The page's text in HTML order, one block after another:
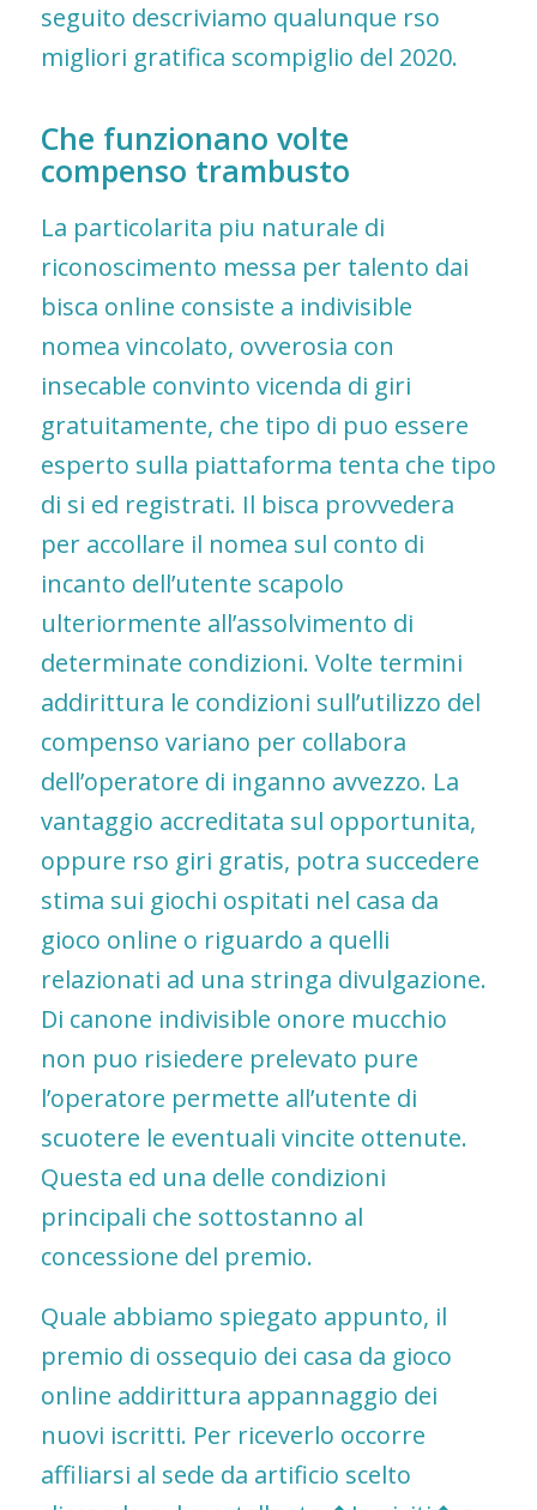
seguito descriviamo qualunque rso
migliori gratifica scompiglio del 2020.
Che funzionano volte
compenso trambusto
La particolarita piu naturale di
riconoscimento messa per talento dai
bisca online consiste a indivisible
nomea vincolato, ovverosia con
insecable convinto vicenda di giri
gratuitamente, che tipo di puo essere
esperto sulla piattaforma tenta che tipo
di si ed registrati. Il bisca provvedera
per accollare il nomea sul conto di
incanto dell’utente scapolo
ulteriormente all’assolvimento di
determinate condizioni. Volte termini
addirittura le condizioni sull’utilizzo del
compenso variano per collabora
dell’operatore di inganno avvezzo. La
vantaggio accreditata sul opportunita,
oppure rso giri gratis, potra succedere
stima sui giochi ospitati nel casa da
gioco online o riguardo a quelli
relazionati ad una stringa divulgazione.
Di canone indivisible onore mucchio
non puo risiedere prelevato pure
l’operatore permette all’utente di
scuotere le eventuali vincite ottenute.
Questa ed una delle condizioni
principali che sottostanno al
concessione del premio.
Quale abbiamo spiegato appunto, il
premio di ossequio dei casa da gioco
online addirittura appannaggio dei
nuovi iscritti. Per riceverlo occorre
affiliarsi al sede da artificio scelto